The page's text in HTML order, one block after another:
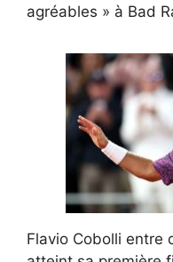
agréables » à Bad
Flavio Cobolli entre